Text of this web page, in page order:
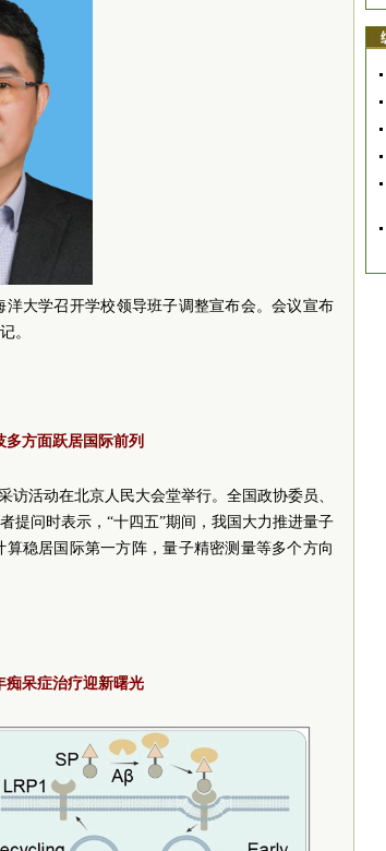
大学召开学校领导班子调整宣布会。会议宣布
。
方面跃居国际前列
访活动在北京人民大会堂举行。全国政协委员、
提问时表示，“十四五”期间，我国大力推进量子
稳居国际第一方阵，量子精密测量等多个方向
痴呆症治疗迎新曙光